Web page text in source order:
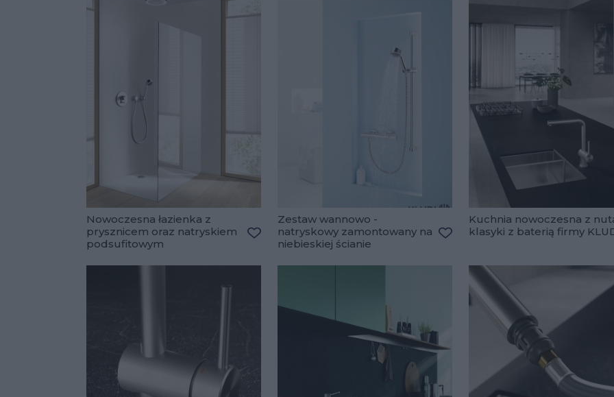
Nowoczesna łazienka z
prysznicem oraz natryskiem
podsufitowym
Dodaj do ulubionych
Zestaw wannowo -
natryskowy zamontowany na
niebieskiej ścianie
Kuchnia nowoczesna z
klasyki z baterią firmy